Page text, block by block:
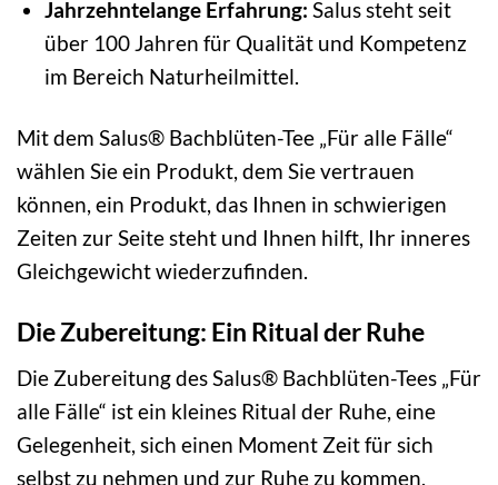
Jahrzehntelange Erfahrung: Salus steht seit
über 100 Jahren für Qualität und Kompetenz
im Bereich Naturheilmittel.
Mit dem Salus® Bachblüten-Tee „Für alle Fälle“
wählen Sie ein Produkt, dem Sie vertrauen
können, ein Produkt, das Ihnen in schwierigen
Zeiten zur Seite steht und Ihnen hilft, Ihr inneres
Gleichgewicht wiederzufinden.
Die Zubereitung: Ein Ritual der Ruhe
Die Zubereitung des Salus® Bachblüten-Tees „Für
alle Fälle“ ist ein kleines Ritual der Ruhe, eine
Gelegenheit, sich einen Moment Zeit für sich
selbst zu nehmen und zur Ruhe zu kommen.